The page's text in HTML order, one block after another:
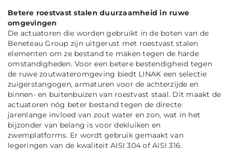
Betere roestvast stalen duurzaamheid in ruwe
omgevingen
De actuatoren die worden gebruikt in de boten van de
Beneteau Group zijn uitgerust met roestvast stalen
elementen om ze bestand te maken tegen de harde
omstandigheden. Voor een betere bestendigheid tegen
de ruwe zoutwateromgeving biedt LINAK een selectie
zuigerstangogen, armaturen voor de achterzijde en
binnen- en buitenbuizen van roestvast staal. Dit maakt de
actuatoren nóg beter bestand tegen de directe
jarenlange invloed van zout water en zon, wat in het
bijzonder van belang is voor dekluiken en
zwemplatforms. Er wordt gebruik gemaakt van
legeringen van de kwaliteit AISI 304 of AISI 316.